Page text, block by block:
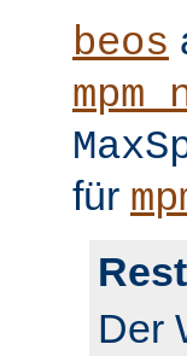
beos
für
Der